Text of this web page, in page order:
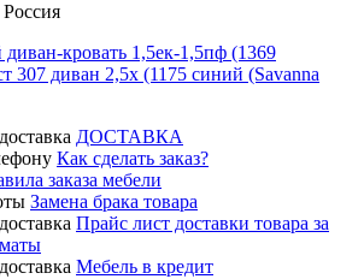
Россия
диван-кровать 1,5ек-1,5пф (1369
307 диван 2,5х (1175 синий (Savanna
ДОСТАВКА
Как сделать заказ?
заказа мебели
Замена брака товара
Прайс лист доставки товара за
Мебель в кредит